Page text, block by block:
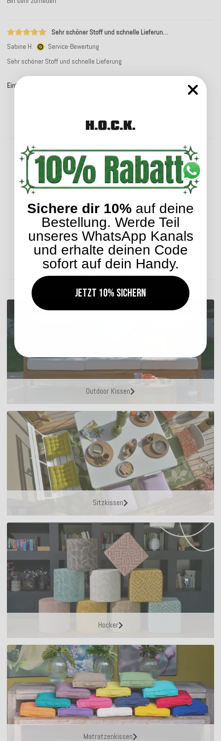
Sehr schöner Stoff und schnelle Lieferun…
Sabine H.
Service-Bewertung
Sehr schöner Stoff und schnelle Lieferung
Einträge insgesamt: 5
Top bewertet
H.O.C.K. Caribe Outdoor Kissen 50x30cm in verschiedenen
Farben
24,99 €*
Lieferzeit: ca. 2-4 Werktage
ENTDECKEN SIE UNSER SORTIMENT
Outdoor Kissen
Sitzkissen
Hocker
Matratzenkissen
Sichere dir 10% auf deine
Bestellung. Werde Teil
unseres WhatsApp Kanals
und erhalte deinen Code
sofort auf dein Handy.
Jetzt 10% sichern